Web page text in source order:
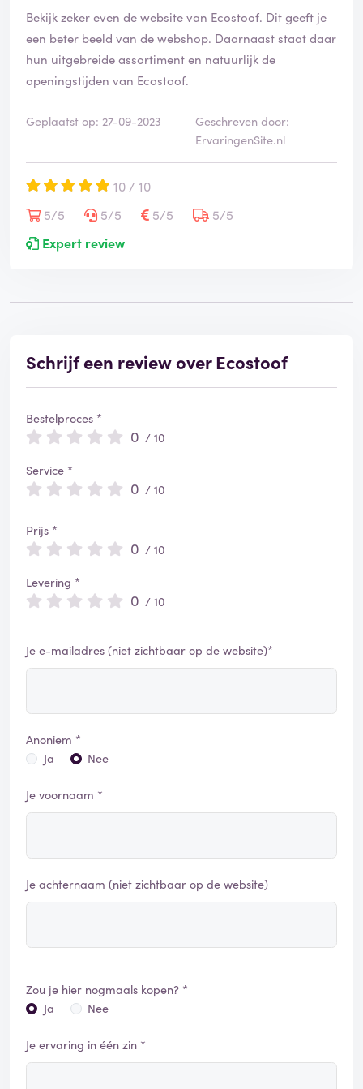
r
d
Bekijk zeker even de website van Ecostoof. Dit geeft je
een beter beeld van de webshop. Daarnaast staat daar
hun uitgebreide assortiment en natuurlijk de
openingstijden van Ecostoof.
Geplaatst op: 27-09-2023
Geschreven door:
ErvaringenSite.nl
10 / 10
5/5
5/5 5/5
5/5
Expert review
Schrijf een review over Ecostoof
Bestelproces *
0 / 10
Service *
0 / 10
Prijs *
0 / 10
Levering *
0 / 10
Je e-mailadres (niet zichtbaar op de website)*
Anoniem *
Ja
Nee
Je voornaam *
Je achternaam (niet zichtbaar op de website)
Zou je hier nogmaals kopen? *
Ja
Nee
Je ervaring in één zin *